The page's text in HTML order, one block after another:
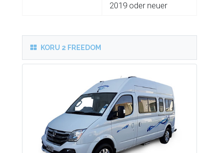
2019 oder neuer
KORU 2 FREEDOM